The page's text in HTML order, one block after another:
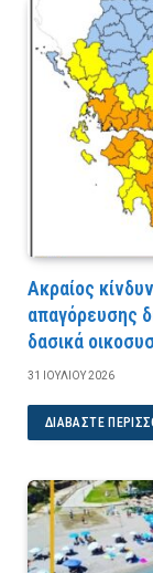
Ακραίος
απαγόρευσης
δασικά
31 ΙΟΥΛΊΟΥ 2026
ΔΙΑΒΆΣΤΕ